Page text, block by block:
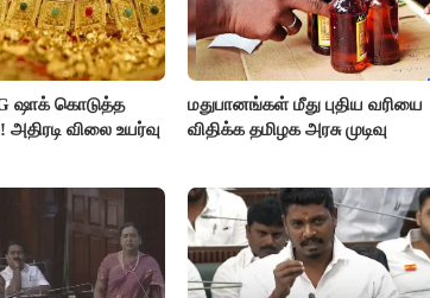
ஷாக் கொடுத்த
விலை உயர்வு
மதுபானங்கள் மீது புதிய வரியை
விதிக்க தமிழக அரசு முடிவு